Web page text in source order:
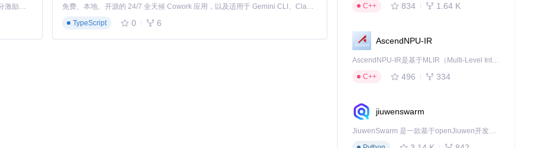
「源启盛夏」暑期校园开发者成长计划旨在激活校园开源力量，通过积分激励、认证扶持、资源倾斜等形式，引导高校组织和开发者完成「入驻 — 建项目 — 做贡献 — 获认证 — 得资源」的完整闭环。无论你是想带领社团入驻平台的组织者，还是希望用代码贡献证明自己的开发者，都能在这里找到属于你的成长路径。
免费、本地、开源的 24/7 全天候 Cowork 应用，以及适用于 Gemini CLI、Claude Code、Codex、OpenCode、Qwen Code、Goose CLI、Auggie 等的 OpenClaw | 🌟 喜欢就点star吧
TypeScript
0 6
C++
834 1.64 K
AscendNPU-IR
AscendNPU-IR是基于MLIR（Multi-Level Intermediate Representation）构建的，面向昇腾亲和算子编译时使用的中间表示，提供昇腾完备表达能力，通过编译优化提升昇腾AI处理器计算效率，支持通过生态框架使能昇腾AI处理器与深度调优
C++
496 334
jiuwenswarm
JiuwenSwarm 是一款基于openJiuwen开发的智能AI Agent，它能够将大语言模型的强大能力，通过你日常使用的各类通讯应用，直接延伸至你的指尖。